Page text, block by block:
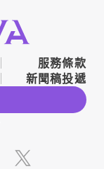
服務條款
新聞稿投遞